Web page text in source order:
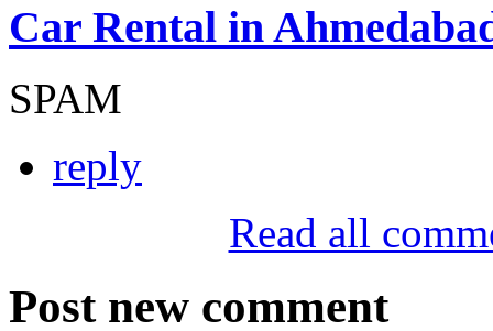
Car Rental in
SPAM
reply
Read all
Post new comment